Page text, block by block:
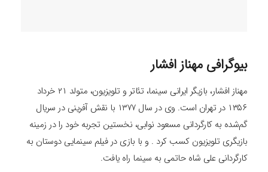
بیوگرافی مهناز افشار
مهناز افشار، بازیگر ایرانی سینما، تئاتر و تلویزیون، متولد ۲۱ خرداد
۱۳۵۶ در تهران است. وی در سال ۱۳۷۷ با نقش آفرینی در سریال
گم‌شده به کارگردانی مسعود نوابی، نخستین تجربه خود را در زمینه
بازیگری تلویزیون کسب کرد . و با بازی در فیلم سینمایی دوستان به
کارگردانی علی شاه ‌حاتمی به سینما راه یافت.